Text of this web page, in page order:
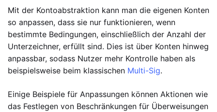
Mit der Kontoabstraktion kann man die eigenen Konten
so anpassen, dass sie nur funktionieren, wenn
bestimmte Bedingungen, einschließlich der Anzahl der
Unterzeichner, erfüllt sind. Dies ist über Konten hinweg
anpassbar, sodass Nutzer mehr Kontrolle haben als
beispielsweise beim klassischen Multi-Sig.
Einige Beispiele für Anpassungen können Aktionen wie
das Festlegen von Beschränkungen für Überweisungen